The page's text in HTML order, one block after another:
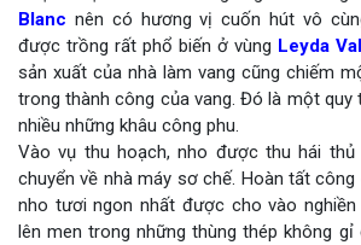
Blanc nên có hương vị cuốn hút vô
được trồng rất phổ biến ở vùng Leyda
sản xuất của nhà làm vang cũng chiếm
trong thành công của vang. Đó là một quy
nhiều những khâu công phu.
Vào vụ thu hoạch, nho được thu hái thủ
chuyển về nhà máy sơ chế. Hoàn tất công
nho tươi ngon nhất được cho vào
lên men trong những thùng thép không